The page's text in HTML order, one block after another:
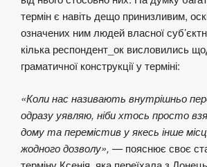
термін є навіть дещо принизливим,
означених ним людей власної
кілька респондент_ок висловились
граматичної конструкції у терміні:
«Коли нас називають внутрішньо
одразу уявляю, ніби хтось просто
дому та перемістив у якесь інше
жодного дозволу», —пояснює своє